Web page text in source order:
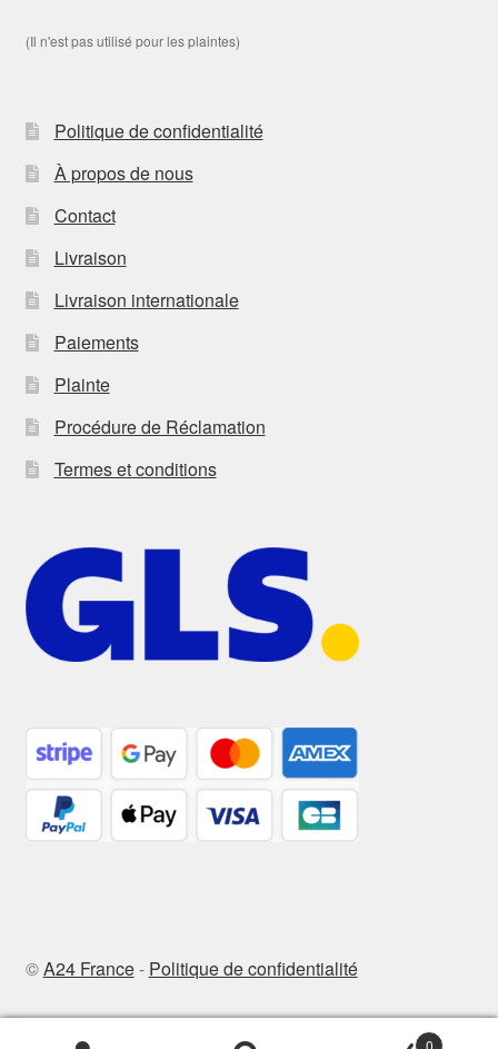
(Il n'est pas utilisé pour les plaintes)
Politique de confidentialité
À propos de nous
Contact
Livraison
Livraison internationale
Paiements
Plainte
Procédure de Réclamation
Termes et conditions
©A24 France- Politique de confidentialité
0